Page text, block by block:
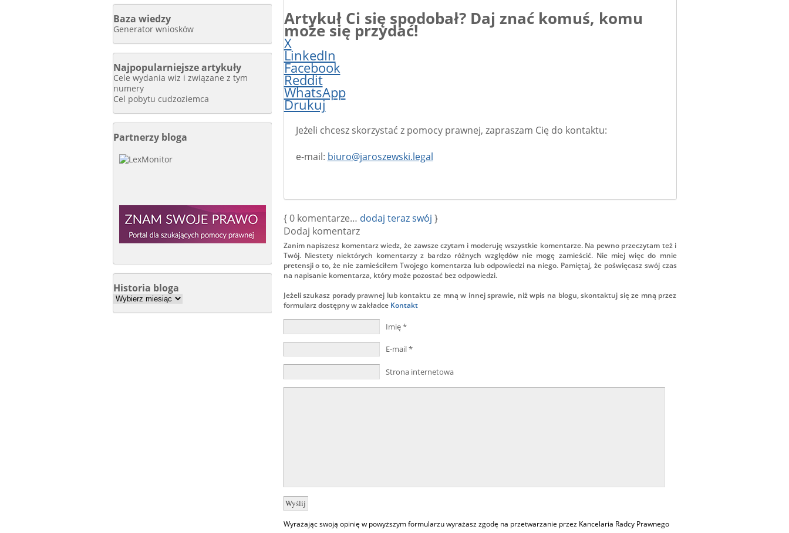
Artykuł Ci się spodobał? Daj znać komuś, komu
może się przydać!
X
LinkedIn
Facebook
Reddit
WhatsApp
Drukuj
Jeżeli chcesz skorzystać z pomocy prawnej, zapraszam Cię do kontaktu:
e-mail: biuro@jaroszewski.legal
{ 0komentarze… dodaj teraz swój }
Dodaj komentarz
Zanim napiszesz komentarz wiedz, że zawsze czytam i moderuję wszystkie komentarze. Na pewno przeczytam też i
Twój. Niestety niektórych komentarzy z bardzo różnych względów nie mogę zamieścić. Nie miej więc do mnie
pretensji o to, że nie zamieściłem Twojego komentarza lub odpowiedzi na niego. Pamiętaj, że poświęcasz swój czas
na napisanie komentarza, który może pozostać bez odpowiedzi.
Jeżeli szukasz porady prawnej lub kontaktu ze mną w innej sprawie, niż wpis na blogu, skontaktuj się ze mną przez
formularz dostępny w zakładce Kontakt
Imię*
E-mail*
Strona internetowa
Wyrażając swoją opinię w powyższym formularzu wyrażasz zgodę na przetwarzanie przez Kancelaria Radcy Prawnego
Baza wiedzy
Generator wniosków
Najpopularniejsze artykuły
Cele wydania wiz i związane z tym
numery
Cel pobytu cudzoziemca
Partnerzy bloga
Historia bloga
Historia